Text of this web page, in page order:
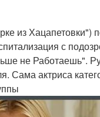
из Хацапетовки")
с
не Работаешь".
актриса